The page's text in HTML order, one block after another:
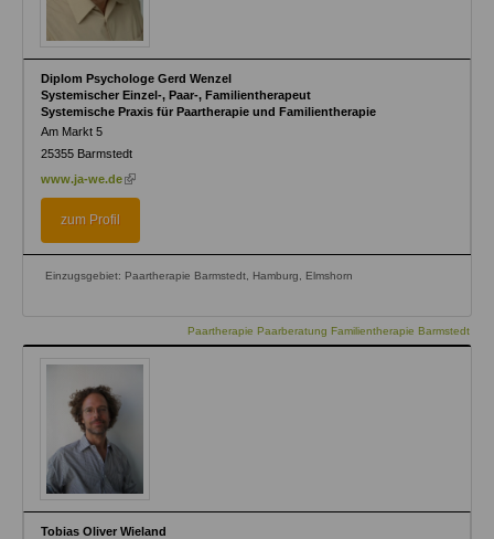
Diplom Psychologe Gerd Wenzel
Systemischer Einzel-, Paar-, Familientherapeut
Systemische Praxis für Paartherapie und Familientherapie
Am Markt 5
25355 Barmstedt
www.ja-we.de (link
zum Profil
Einzugsgebiet: Paartherapie Barmstedt, Hamburg, Elmshorn
Paartherapie Paarberatung Familientherapie Barmstedt
Tobias Oliver Wieland